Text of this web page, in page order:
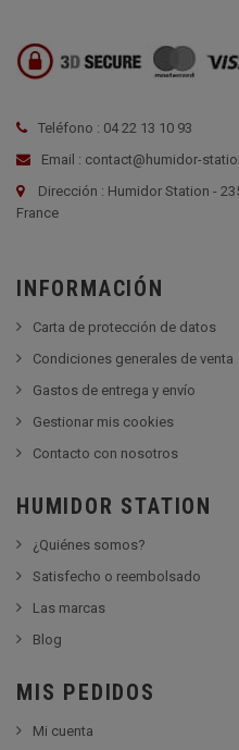
Teléfono : 04 22 13 10 93
Email : contact@humidor-
Dirección : Humidor Station -
France
INFORMACIÓN
Carta de protección de datos
Condiciones generales de venta
Gastos de entrega y envío
Gestionar mis cookies
Contacto con nosotros
HUMIDOR STATION
¿Quiénes somos?
Satisfecho o reembolsado
Las marcas
Blog
MIS PEDIDOS
Mi cuenta